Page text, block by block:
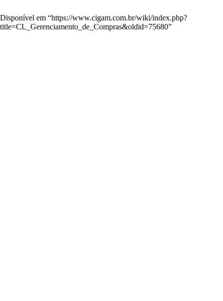
Disponível em “https://www.cigam.com.br/wiki/index.php?
title=CL_Gerenciamento_de_Compras&oldid=75680”